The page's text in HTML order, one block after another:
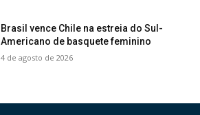
Brasil vence Chile na estreia do Sul-
Americano de basquete feminino
4 de agosto de 2026